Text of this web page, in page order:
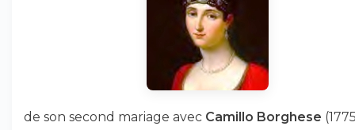
de son second mariage avec Camillo Borghese